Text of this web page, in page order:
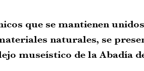
que se mantienen
naturales, se
museístico de la Abadía